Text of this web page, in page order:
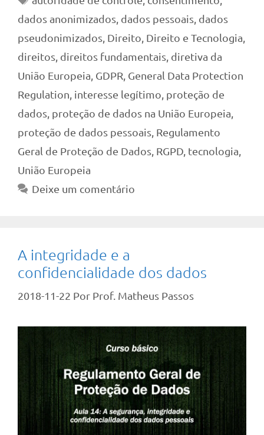
dados anonimizados dados pessoais dados
pseudonimizados Direito Direito e Tecnologia
direitos direitos fundamentais diretiva da
União Europeia GDPR General Data Protection
Regulation interesse legítimo proteção de
dados proteção de dados na União Europeia
proteção de dados pessoais Regulamento
Geral de Proteção de Dados RGPD tecnologia
União Europeia
Deixe um comentário
A integridade e a
confidencialidade dos dados
2018-11-22 Por Prof. Matheus Passos